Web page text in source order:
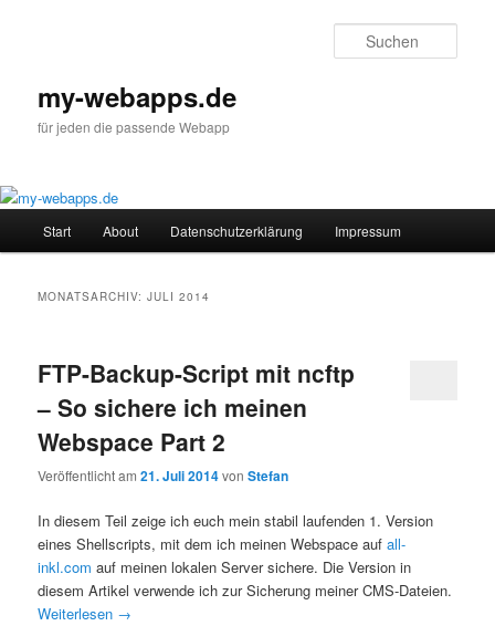
my-webapps.de
für jeden die passende Webapp
Start About Datenschutzerklärung Impressum
MONATSARCHIV:JULI 2014
FTP-Backup-Script mit ncftp
– So sichere ich meinen
Webspace Part 2
Veröffentlicht am21. Juli 2014vonStefan
In diesem Teil zeige ich euch mein stabil laufenden 1. Version
eines Shellscripts, mit dem ich meinen Webspace aufall-
inkl.com auf meinen lokalen Server sichere. Die Version in
diesem Artikel verwende ich zur Sicherung meiner CMS-Dateien.
Weiterlesen →